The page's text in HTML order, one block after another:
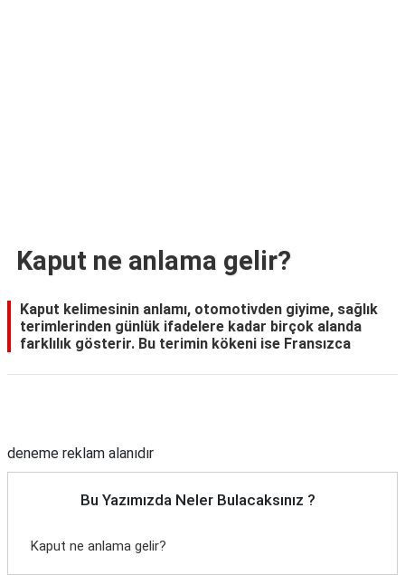
Kaput ne anlama gelir?
Kaput kelimesinin anlamı, otomotivden giyime, sağlık
terimlerinden günlük ifadelere kadar birçok alanda
farklılık gösterir. Bu terimin kökeni ise Fransızca
deneme reklam alanıdır
Bu Yazımızda Neler Bulacaksınız ?
Kaput ne anlama gelir?